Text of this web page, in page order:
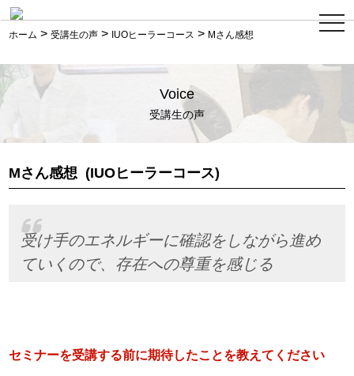
ホーム >受講生の声 > IUOヒーラーコース > Mさん感想
Voice
受講生の声
Mさん感想 (IUOヒーラーコース)
受け手のエネルギーに確認をしながら進め
ていくので、存在への尊重を感じる
セミナーを受講する前に期待したことを教えてください
ス
マ
メ